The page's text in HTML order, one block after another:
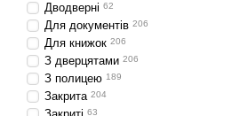
Дводверні 62
Для документів 206
Для книжок 206
З дверцятами 206
З полицею 189
Закрита 204
63